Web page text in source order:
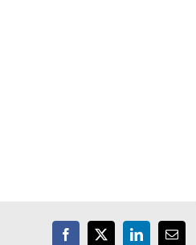
Facebook
X LinkedInEmail